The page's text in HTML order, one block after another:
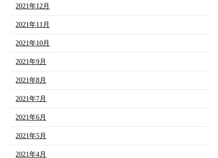
2021年12月
2021年11月
2021年10月
2021年9月
2021年8月
2021年7月
2021年6月
2021年5月
2021年4月